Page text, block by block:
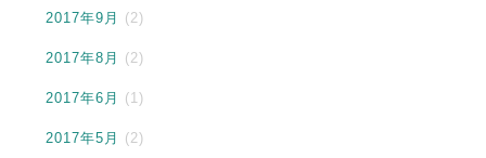
2017年9月 (2)
2017年8月 (2)
2017年6月 (1)
2017年5月 (2)